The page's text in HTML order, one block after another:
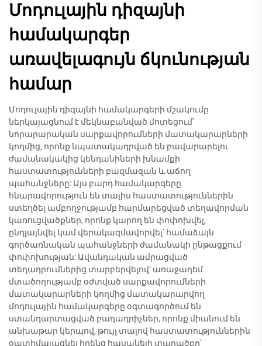
Մոդուլային դիզայնի
համակարգեր
առավելագույն ճկունության
համար
Մոդուլային դիզայնի համակարգերի մշակումը
ներկայացնում է մեկնաբանված մոտեցում՝
նորարարական սարքավորումների մատակարարների
կողմից, որոնք նպատակադրված են բավարարելու
ժամանակակից կենդանիների խնամքի
հաստատությունների բազմազան և աճող
պահանջները: Այս բարդ համակարգերը
հնարավորություն են տալիս հաստատություններին
ստեղծել ամբողջությամբ հարմարեցված տեղավորման
կառուցվածքներ, որոնք կարող են փոփոխվել,
ընդլայնվել կամ վերակազմավորվել՝ համաձայն
գործառնական պահանջների ժամանակի ընթացքում
փոփոխության: Ավանդական ամրացված
տեղադրումներից տարբերվելով՝ առաջադեմ
մտածողությամբ օժտված սարքավորումների
մատակարարների կողմից մատակարարվող
մոդուլային համակարգերը օգտագործում են
ստանդարտացված բաղադրիչներ, որոնք միանում են
անխաթար կերպով, թույլ տալով հաստատություններին
օպտիմալացնել իրենց հասանելի տարածքը՝